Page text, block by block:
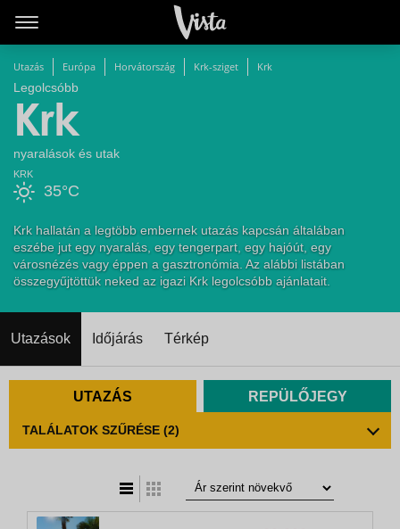
Utazás Európa Horvátország Krk-sziget Krk
Legolcsóbb
Krk
nyaralások és utak
35°C
KRK
Krk hallatán a legtöbb embernek utazás kapcsán általában
eszébe jut egy nyaralás, egy tengerpart, egy hajóút, egy
városnézés vagy éppen a gasztronómia. Az alábbi listában
összegyűjtöttük neked az igazi Krk legolcsóbb ajánlatait.
Utazások Időjárás Térkép
UTAZÁS REPÜLŐJEGY
TALÁLATOK SZŰRÉSE (2)